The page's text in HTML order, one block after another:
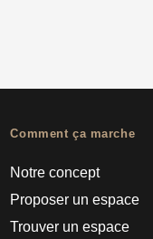
Comment ça marche
Notre concept
Proposer un espace
Trouver un espace